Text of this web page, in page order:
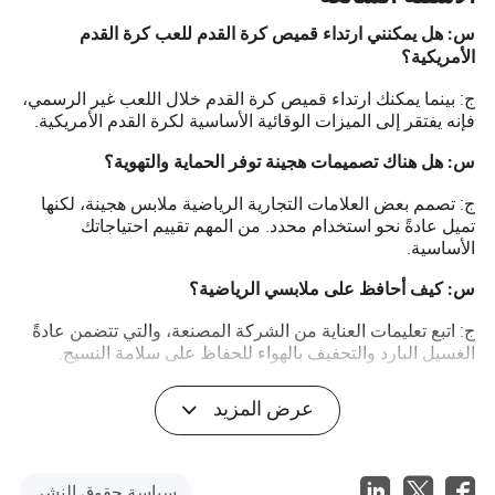
س: هل يمكنني ارتداء قميص كرة القدم للعب كرة القدم
الأمريكية؟
ج: بينما يمكنك ارتداء قميص كرة القدم خلال اللعب غير الرسمي،
فإنه يفتقر إلى الميزات الوقائية الأساسية لكرة القدم الأمريكية.
س: هل هناك تصميمات هجينة توفر الحماية والتهوية؟
ج: تصمم بعض العلامات التجارية الرياضية ملابس هجينة، لكنها
تميل عادةً نحو استخدام محدد. من المهم تقييم احتياجاتك
الأساسية.
س: كيف أحافظ على ملابسي الرياضية؟
ج: اتبع تعليمات العناية من الشركة المصنعة، والتي تتضمن عادةً
الغسيل البارد والتجفيف بالهواء للحفاظ على سلامة النسيج.
عرض المزيد